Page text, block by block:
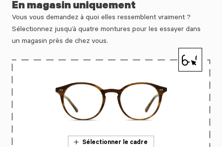
En magasin uniquement
Vous vous demandez à quoi elles ressemblent vraiment ?
Sélectionnez jusqu’à quatre montures pour les essayer dans
un magasin près de chez vous.
Sélectionner le cadre